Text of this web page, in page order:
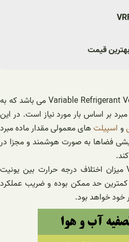
واژه VRV مخفف کلمات Variable Refrigerant Volume می باشد که به
بر اساس بار مورد نیاز است. در این
و اسپیلتهای معمولی مقدار ماده مبرد
فضاها به صورت هوشمند و مجزا در
همچنین در سیستم های VRV میزان اختلاف درجه حرارت بین یونیت
حد ممکن بوده و ضریب عملکرد